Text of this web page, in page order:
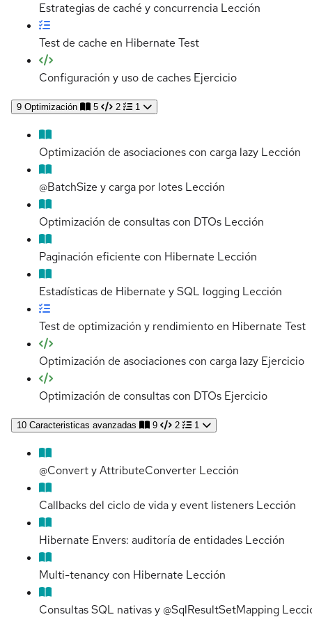
Estrategias de caché y concurrencia Lección
Test de cache en Hibernate Test
Configuración y uso de caches Ejercicio
9 Optimización 5 2 1
Optimización de asociaciones con carga lazy Lección
@BatchSize y carga por lotes Lección
Optimización de consultas con DTOs Lección
Paginación eficiente con Hibernate Lección
Estadísticas de Hibernate y SQL logging Lección
Test de optimización y rendimiento en Hibernate Test
Optimización de asociaciones con carga lazy Ejercicio
Optimización de consultas con DTOs Ejercicio
10 Caracteristicas avanzadas 9 2 1
@Convert y AttributeConverter Lección
Callbacks del ciclo de vida y event listeners Lección
Hibernate Envers: auditoría de entidades Lección
Multi-tenancy con Hibernate Lección
Consultas SQL nativas y @SqlResultSetMapping